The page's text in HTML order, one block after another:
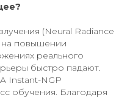
(Neural Radiance
на повышении
реального
быстро падают.
Instant-NGP
обучения. Благодаря